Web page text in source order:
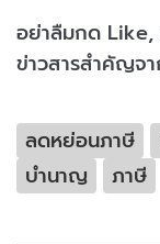
อย่าลืมกด Like,
ข่าวสารสำคัญจา
ลดหย่อนภาษี
บำนาญ
ภาษี